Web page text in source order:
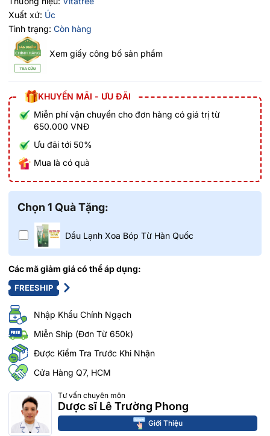
Xuất xứ: Úc
Tình trạng: Còn hàng
Xem giấy công bố sản phẩm
KHUYẾN MÃI - ƯU ĐÃI
Miễn phí vận chuyển cho đơn hàng có giá trị từ
650.000 VNĐ
Ưu đãi tới 50%
Mua là có quà
Chọn 1 Quà Tặng:
Dầu Lạnh Xoa Bóp Từ Hàn Quốc
Các mã giảm giá có thể áp dụng:
FREESHIP
Nhập Khẩu Chính Ngạch
Miễn Ship (Đơn Từ 650k)
Được Kiểm Tra Trước Khi Nhận
Cửa Hàng Q7, HCM
Tư vấn chuyên môn
Dược sĩ Lê Trường Phong
Giới Thiệu